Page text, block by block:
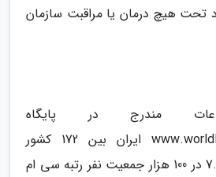
تحت هیچ درمان یا مراقبت سازمان
مندرج در پایگاه
www.worldlideexpectancy.com ایران بین 172 کشور
بررسی شده با رقم 7.75 در 100 هزار جمعیت نفر رتبه سی ام